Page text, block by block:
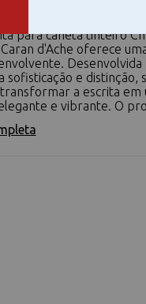
para caneta tinteiro
d'Ache oferece
Desenvolvida
sofisticação e distinção,
a escrita em
e vibrante. O